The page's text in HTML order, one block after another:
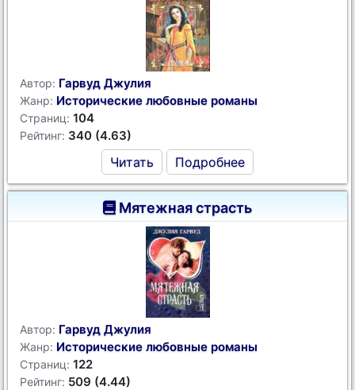
Автор: Гарвуд Джулия
Жанр: Исторические любовные романы
Страниц: 104
Рейтинг: 340 (4.63)
Читать Подробнее
Мятежная страсть
Автор: Гарвуд Джулия
Жанр: Исторические любовные романы
Страниц: 122
Рейтинг: 509 (4.44)